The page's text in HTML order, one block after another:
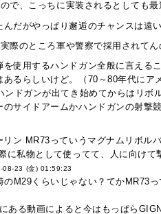
で、こっちに実装されるとしても
だがやっぱり邂逅のチャンスは遠
際のところ軍や警察で採用されて
使用するハンドガン全般に言え
るらしいけど。（70～80年代に
ドガンが出てき始めてからはリ
サイドアームかハンドガンの射
リン MR73っていうマグナムリボ
に私物として使ってて、人に向け
08-23 (金) 01:59:23
M29くらいじゃない？てかMR73
ある動画によると今はもっぱら